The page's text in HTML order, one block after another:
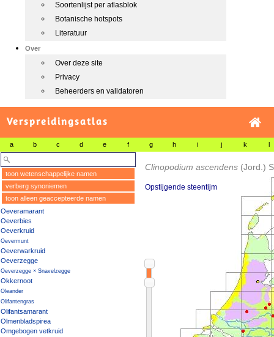
Soortenlijst per atlasblok
Botanische hotspots
Literatuur
Over
Over deze site
Privacy
Beheerders en validatoren
Verspreidingsatlas
a b c d e f g h i j k l
toon wetenschappelijke namen
verberg synoniemen
toon alleen geaccepteerde namen
Oeveramarant
Oeverbies
Oeverkruid
Oevermunt
Oeverwarkruid
Oeverzegge
Oeverzegge × Snavelzegge
Okkernoot
Oleander
Olifantengras
Olifantsamarant
Olmenbladspirea
Omgebogen vetkruid
Clinopodium ascendens (Jord.)
Opstijgende steentijm